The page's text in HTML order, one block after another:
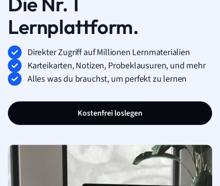
Lernplattform.
Direkter Zugriff auf Millionen Lernmaterialien
Karteikarten, Notizen, Probeklausuren, und mehr
Alles was du brauchst, um perfekt zu lernen
Kostenfrei loslegen